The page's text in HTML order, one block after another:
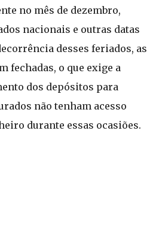
no mês de dezembro,
nacionais e outras datas
desses feriados, as
fechadas, o que exige a
dos depósitos para
não tenham acesso
durante essas ocasiões.